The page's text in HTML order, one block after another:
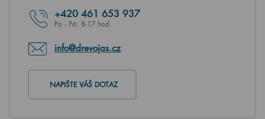
+420 461 653 937
Po - Pá: 8-17 hod.
info@drevojas.cz
NAPIŠTE VÁŠ DOTAZ